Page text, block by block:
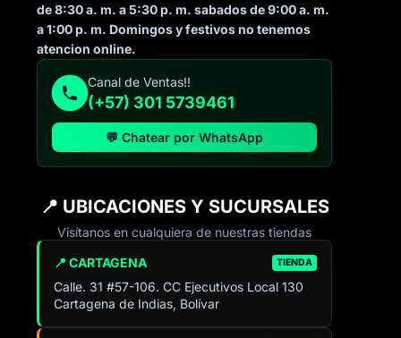
de 8:30 a. m. a 5:30 p. m. sabados de 9:00 a. m.
a 1:00 p. m. Domingos y festivos no tenemos
atencion online.
Canal de Ventas!!
(+57) 301 5739461
💬 Chatear por WhatsApp
📍 UBICACIONES Y SUCURSALES
Visítanos en cualquiera de nuestras tiendas
📍 CARTAGENA TIENDA
Calle. 31 #57-106. CC Ejecutivos Local 130
Cartagena de Indias, Bolívar